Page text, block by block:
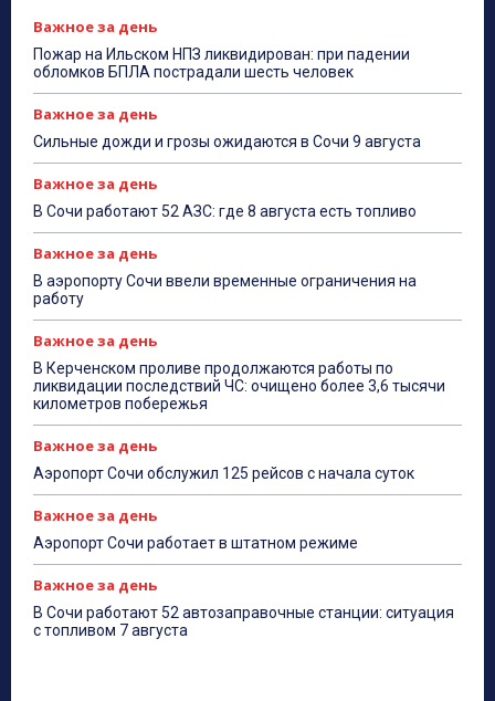
Важное за день
Пожар на Ильском НПЗ ликвидирован: при падении
обломков БПЛА пострадали шесть человек
Важное за день
Сильные дожди и грозы ожидаются в Сочи 9 августа
Важное за день
В Сочи работают 52 АЗС: где 8 августа есть топливо
Важное за день
В аэропорту Сочи ввели временные ограничения на
работу
Важное за день
В Керченском проливе продолжаются работы по
ликвидации последствий ЧС: очищено более 3,6 тысячи
километров побережья
Важное за день
Аэропорт Сочи обслужил 125 рейсов с начала суток
Важное за день
Аэропорт Сочи работает в штатном режиме
Важное за день
В Сочи работают 52 автозаправочные станции: ситуация
с топливом 7 августа